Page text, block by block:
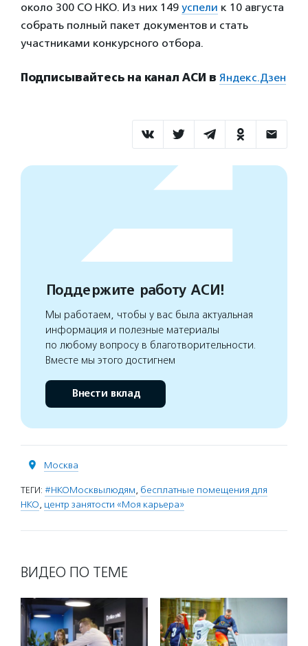
около 300 СО НКО. Из них 149 успели к 10 августа
собрать полный пакет документов и стать
участниками конкурсного отбора.
Подписывайтесь на канал АСИ в Яндекс.Дзен
Поддержите работу АСИ!
Мы работаем, чтобы у вас была актуальная
информация и полезные материалы
по любому вопросу в благотворительности.
Вместе мы этого достигнем
Внести вклад
Москва
ТЕГИ: #НКОМосквылюдям, бесплатные помещения для
НКО, центр занятости «Моя карьера»
ВИДЕО ПО ТЕМЕ